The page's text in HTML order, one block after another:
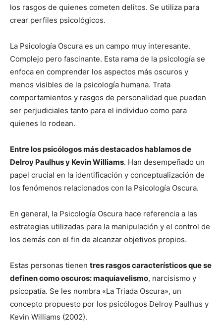
los rasgos de quienes cometen delitos. Se utiliza para
crear perfiles psicológicos.
La Psicología Oscura es un campo muy interesante.
Complejo pero fascinante. Esta rama de la psicología se
enfoca en comprender los aspectos más oscuros y
menos visibles de la psicología humana. Trata
comportamientos y rasgos de personalidad que pueden
ser perjudiciales tanto para el individuo como para
quienes lo rodean.
Entre los psicólogos más destacados hablamos de
Delroy Paulhus y Kevin Williams. Han desempeñado un
papel crucial en la identificación y conceptualización de
los fenómenos relacionados con la Psicología Oscura.
En general, la Psicología Oscura hace referencia a las
estrategias utilizadas para la manipulación y el control de
los demás con el fin de alcanzar objetivos propios.
Estas personas tienen tres rasgos característicos que se
definen como oscuros: maquiavelismo, narcisismo y
psicopatía. Se les nombra «La Triada Oscura», un
concepto propuesto por los psicólogos Delroy Paulhus y
Kevin Williams (2002).